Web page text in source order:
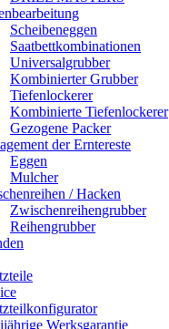
Scheibeneggen
Saatbettkombinationen
Universalgrubber
Kombinierter Grubber
Tiefenlockerer
Kombinierte Tiefenlockerer
Gezogene Packer
der Erntereste
Eggen
Mulcher
/ Hacken
Zwischenreihengrubber
Reihengrubber
Werksgarantie